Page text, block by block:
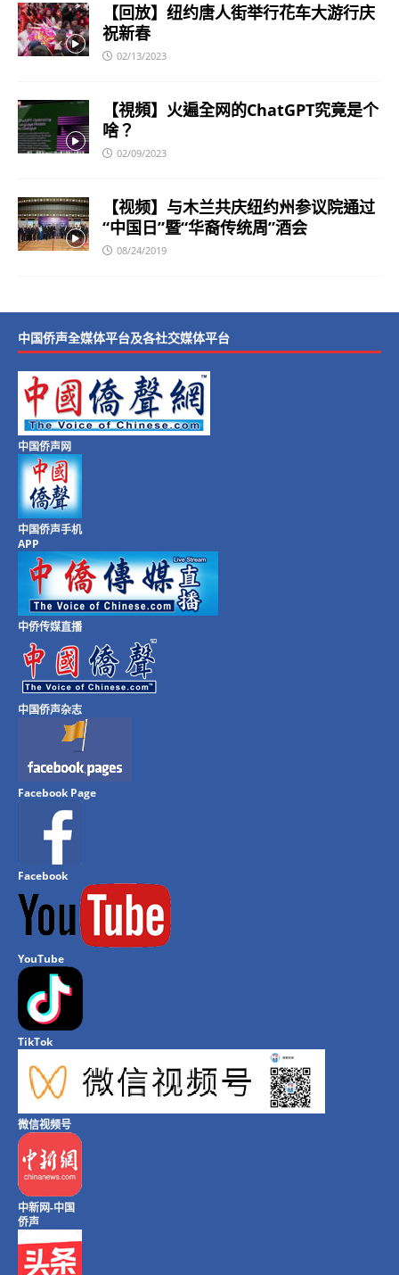
【回放】纽约唐人街举行花车大游行庆
祝新春
02/13/2023
【視頻】火遍全网的ChatGPT究竟是个
啥？
02/09/2023
【视频】与木兰共庆纽约州参议院通过
“中国日”暨“华裔传统周”酒会
08/24/2019
中国侨声全媒体平台及各社交媒体平台
中国侨声网
中国侨声手机
APP
中侨传媒直播
中国侨声杂志
Facebook Page
Facebook
YouTube
TikTok
微信视频号
中新网-中国
侨声